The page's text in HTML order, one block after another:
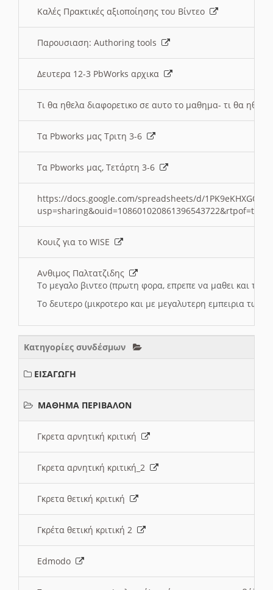
Καλές Πρακτικές αξιοποίησης του Βίντεο
Παρουσιαση: Authoring tools
Δευτερα 12-3 PbWorks αρχικα
Τι θα ηθελα διαφορετικο σε αυτο το μαθημα- τι θα
Τα Pbworks μας Τριτη 3-6
Τα Pbworks μας, Τετάρτη 3-6
https://docs.google.com/spreadsheets/d/
Κουιζ για το WISE
Ανθιμος Παλτατζιδης
Το μεγαλο βιντεο (πρωτη φορα, επρεπε να μαθει και το
Το δευτερο (μικροτερο και με μεγαλυτερη εμπειρια
Κατηγορίες συνδέσμων
ΕΙΣΑΓΩΓΗ
ΜΑΘΗΜΑ ΠΕΡΙΒΑΛΟΝ
Γκρετα αρνητική κριτική
Γκρετα αρνητική κριτική_2
Γκρετα θετική κριτική
Γκρέτα θετική κριτική 2
Edmodo